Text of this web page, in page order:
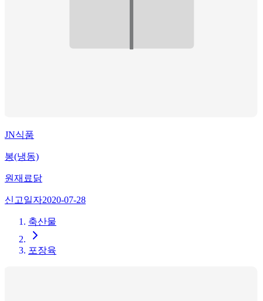
JN식품
봉(냉동)
원재료닭
신고일자2020-07-28
축산물
포장육